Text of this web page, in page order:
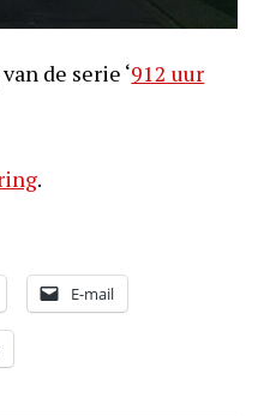
de serie ‘912 uur
.
E-mail